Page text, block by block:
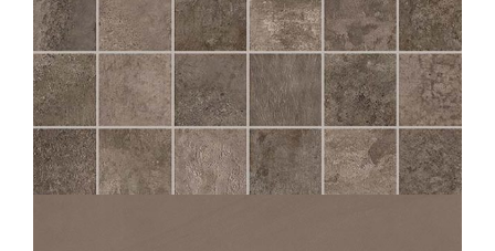
CHÂTEAU
MOKA MOS 5X5
30X30